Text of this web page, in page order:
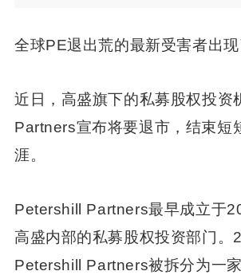
全球PE退出荒的最新受害者出现
近日，高盛旗下的私募股权投资
Partners宣布将要退市，结束短
涯。
Petershill Partners最早成立于
高盛内部的私募股权投资部门。
Petershill Partners被拆分为一家